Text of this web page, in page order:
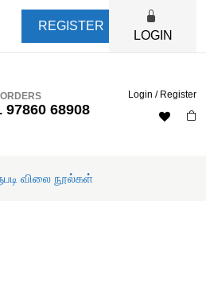
REGISTER
LOGIN
97860 68908
Login / Register
விலை நூல்கள்